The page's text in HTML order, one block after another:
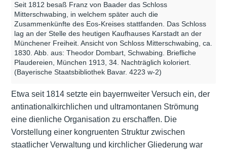
Seit 1812 besaß Franz von Baader das Schloss
Mitterschwabing, in welchem später auch die
Zusammenkünfte des Eos-Kreises stattfanden. Das Schloss
lag an der Stelle des heutigen Kaufhauses Karstadt an der
Münchener Freiheit. Ansicht von Schloss Mitterschwabing, ca.
1830. Abb. aus: Theodor Dombart, Schwabing. Briefliche
Plaudereien, München 1913, 34. Nachträglich koloriert.
(Bayerische Staatsbibliothek Bavar. 4223 w-2)
Etwa seit 1814 setzte ein bayernweiter Versuch ein, der
antinationalkirchlichen und ultramontanen Strömung
eine dienliche Organisation zu erschaffen. Die
Vorstellung einer kongruenten Struktur zwischen
staatlicher Verwaltung und kirchlicher Gliederung war